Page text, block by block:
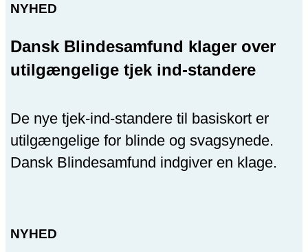
NYHED
Dansk Blindesamfund klager over
utilgængelige tjek ind-standere
De nye tjek-ind-standere til basiskort er
utilgængelige for blinde og svagsynede.
Dansk Blindesamfund indgiver en klage.
NYHED